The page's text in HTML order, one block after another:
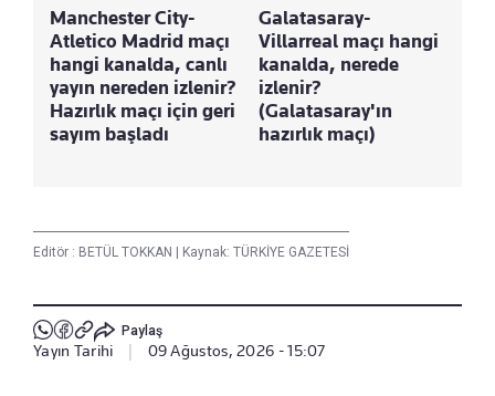
Manchester City-
Atletico Madrid maçı
hangi kanalda, canlı
yayın nereden izlenir?
Hazırlık maçı için geri
sayım başladı
Galatasaray-
Villarreal maçı hangi
kanalda, nerede
izlenir?
(Galatasaray'ın
hazırlık maçı)
Editör : BETÜL TOKKAN | Kaynak: TÜRKİYE GAZETESİ
Paylaş
Yayın Tarihi 09 Ağustos, 2026 - 15:07